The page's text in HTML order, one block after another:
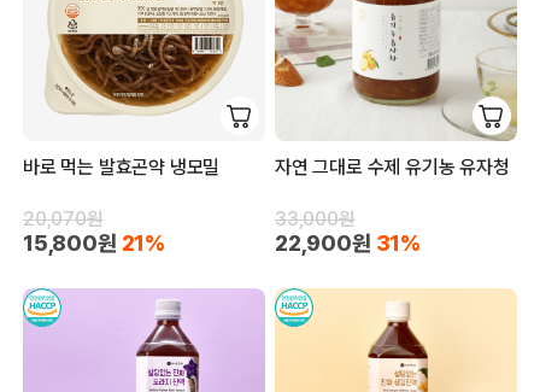
바로 먹는 발효곤약 냉모밀
20,070원
15,800원 21%
자연 그대로 수제 유기농 유자청
33,000원
22,900원 31%